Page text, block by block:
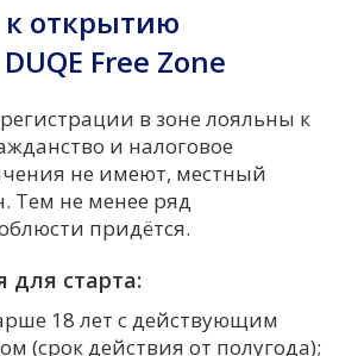
открытию
Free Zone
в зоне лояльны к
и налоговое
не имеют, местный
Тем не менее ряд
придётся.
для старта:
18 лет с действующим
(срок действия от полугода);